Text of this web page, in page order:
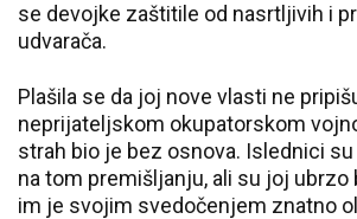
se devojke zaštitile od nasrtljivih i
udvarača.
Plašila se da joj nove vlasti ne
neprijateljskom okupatorskom
strah bio je bez osnova. Islednici
na tom premišljanju, ali su joj ubrzo
im je svojim svedočenjem znatno